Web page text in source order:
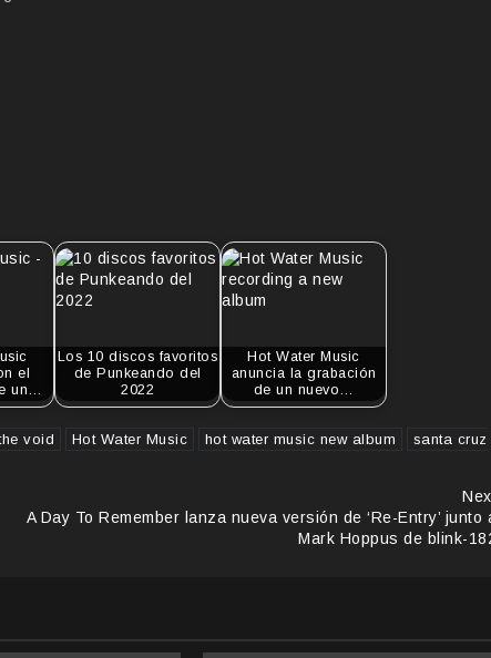
el
un…
Los 10 discos favoritos
de Punkeando del
2022
Hot Water Music
anuncia la grabación
de un nuevo…
void Hot Water Music hot water music new album
santa cruz
A Day To Remember lanza nueva versión de ‘Re-Entry’ junto
Mark Hoppus de blink-